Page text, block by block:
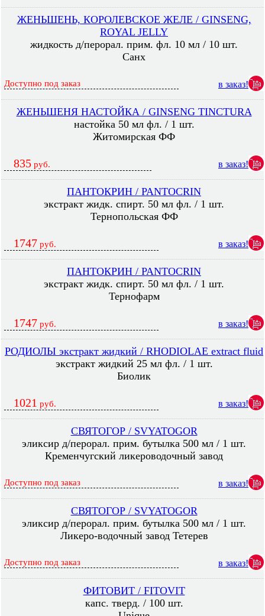
ЖЕНЬШЕНЬ, КОРОЛЕВСКОЕ ЖЕЛЕ / GINSENG,
ROYAL JELLY
жидкость д/перорал. прим. фл. 10 мл / 10 шт.
Санх
Доступно под заказ в заказ!
ЖЕНЬШЕНЯ НАСТОЙКА / GINSENG TINCTURA
настойка 50 мл фл. / 1 шт.
Житомирская ФФ
835 руб. в заказ!
ПАНТОКРИН / PANTOCRIN
экстракт жидк. спирт. 50 мл фл. / 1 шт.
Тернопольская ФФ
1747 руб. в заказ!
ПАНТОКРИН / PANTOCRIN
экстракт жидк. спирт. 50 мл фл. / 1 шт.
Тернофарм
1747 руб. в заказ!
РОДИОЛЫ экстракт жидкий / RHODIOLAE extract fluid
экстракт жидкий 25 мл фл. / 1 шт.
Биолик
1021 руб. в заказ!
СВЯТОГОР / SVYATOGOR
эликсир д/перорал. прим. бутылка 500 мл / 1 шт.
Кременчугский ликероводочный завод
Доступно под заказ в заказ!
СВЯТОГОР / SVYATOGOR
эликсир д/перорал. прим. бутылка 500 мл / 1 шт.
Ликеро-водочный завод Тетерев
Доступно под заказ в заказ!
ФИТОВИТ / FITOVIT
капс. тверд. / 100 шт.